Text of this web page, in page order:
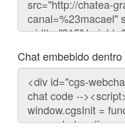
chat
Chat embebido
Código
para
embeber
chat